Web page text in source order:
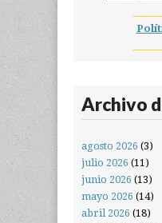
Archivo
agosto 2026 (3)
julio 2026 (11)
junio 2026 (13)
mayo 2026 (14)
abril 2026 (18)